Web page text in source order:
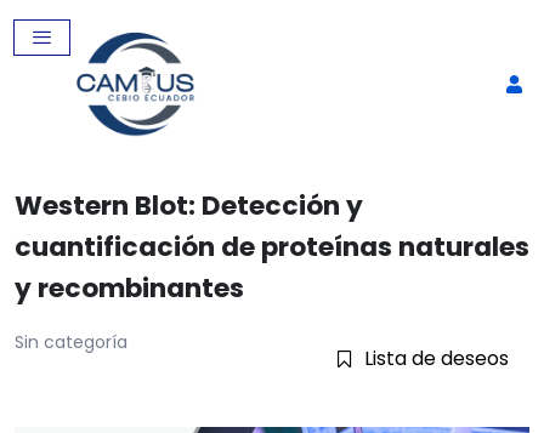
Western Blot: Detección y
cuantificación de proteínas naturales
y recombinantes
Sin categoría
Lista de deseos